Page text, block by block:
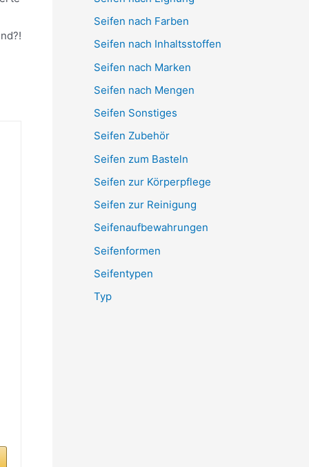
Seifen nach Farben
Seifen nach Inhaltsstoffen
Seifen nach Marken
Seifen nach Mengen
Seifen Sonstiges
Seifen Zubehör
Seifen zum Basteln
Seifen zur Körperpflege
Seifen zur Reinigung
Seifenaufbewahrungen
Seifenformen
Seifentypen
Typ